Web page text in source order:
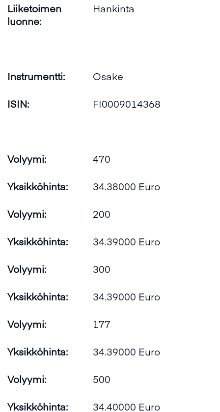
Liiketoimen
luonne:
Hankinta
Instrumentti: Osake
ISIN: FI0009014368
Volyymi: 470
Yksikköhinta: 34.38000 Euro
Volyymi: 200
Yksikköhinta: 34.39000 Euro
Volyymi: 300
Yksikköhinta: 34.39000 Euro
Volyymi: 177
Yksikköhinta: 34.39000 Euro
Volyymi: 500
Yksikköhinta: 34.40000 Euro